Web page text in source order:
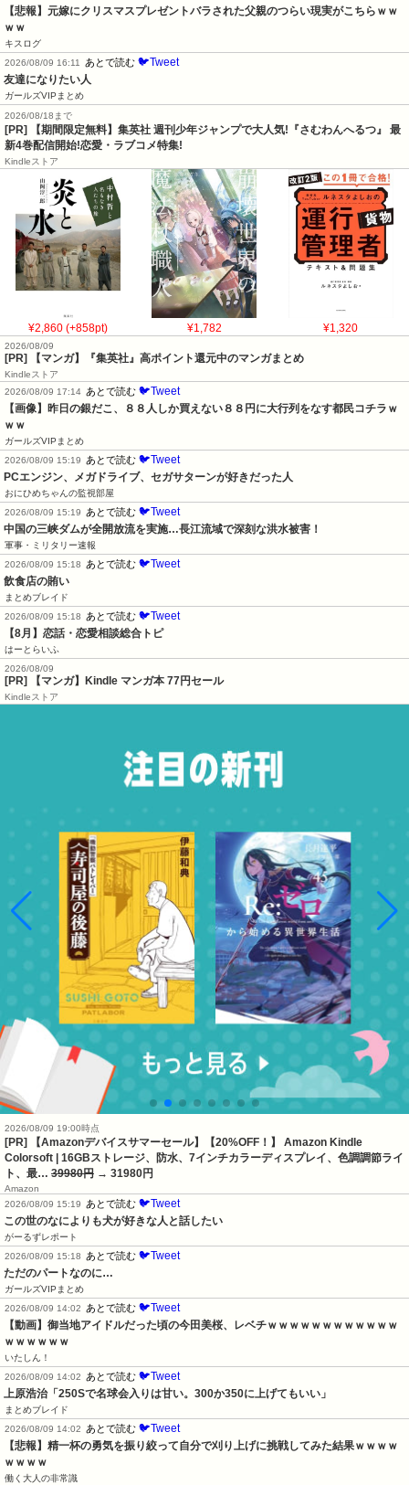
【悲報】元嫁にクリスマスプレゼントバラされた父親のつらい現実がこちらｗｗ
ｗｗ
キスログ
2026/08/09 16:11
あとで読む 🐦Tweet
友達になりたい人
ガールズVIPまとめ
2026/08/18まで
[PR] 【期間限定無料】集英社 週刊少年ジャンプで大人気!『さむわんへるつ』 最
新4巻配信開始!恋愛・ラブコメ特集!
Kindleストア
¥2,860 (+858pt) ¥1,782 ¥1,320
2026/08/09
[PR] 【マンガ】『集英社』高ポイント還元中のマンガまとめ
Kindleストア
2026/08/09 17:14 あとで読む 🐦Tweet
【画像】昨日の銀だこ、８８人しか買えない８８円に大行列をなす都民コチラｗ
ｗｗ
ガールズVIPまとめ
2026/08/09 15:19
あとで読む 🐦Tweet
PCエンジン、メガドライブ、セガサターンが好きだった人
おにひめちゃんの監視部屋
2026/08/09 15:19
あとで読む 🐦Tweet
中国の三峡ダムが全開放流を実施…長江流域で深刻な洪水被害！
軍事・ミリタリー速報
2026/08/09 15:18
あとで読む 🐦Tweet
飲食店の賄い
まとめブレイド
2026/08/09 15:18
あとで読む 🐦Tweet
【8月】恋話・恋愛相談総合トピ
はーとらいふ
2026/08/09
[PR] 【マンガ】Kindle マンガ本 77円セール
Kindleストア
2026/08/09 19:00時点
[PR] 【Amazonデバイスサマーセール】【20%OFF！】 Amazon Kindle
Colorsoft | 16GBストレージ、防水、7インチカラーディスプレイ、色調調節ライ
ト、最… 39980円 → 31980円
Amazon
2026/08/09 15:19
あとで読む 🐦Tweet
この世のなによりも犬が好きな人と話したい
がーるずレポート
2026/08/09 15:18
あとで読む 🐦Tweet
ただのパートなのに…
ガールズVIPまとめ
2026/08/09 14:02
あとで読む 🐦Tweet
【動画】御当地アイドルだった頃の今田美桜、レベチｗｗｗｗｗｗｗｗｗｗｗｗ
ｗｗｗｗｗｗ
いたしん！
2026/08/09 14:02
あとで読む 🐦Tweet
上原浩治「250Sで名球会入りは甘い。300か350に上げてもいい」
まとめブレイド
2026/08/09 14:02
あとで読む 🐦Tweet
【悲報】精一杯の勇気を振り絞って自分で刈り上げに挑戦してみた結果ｗｗｗｗ
ｗｗｗｗ
働く大人の非常識